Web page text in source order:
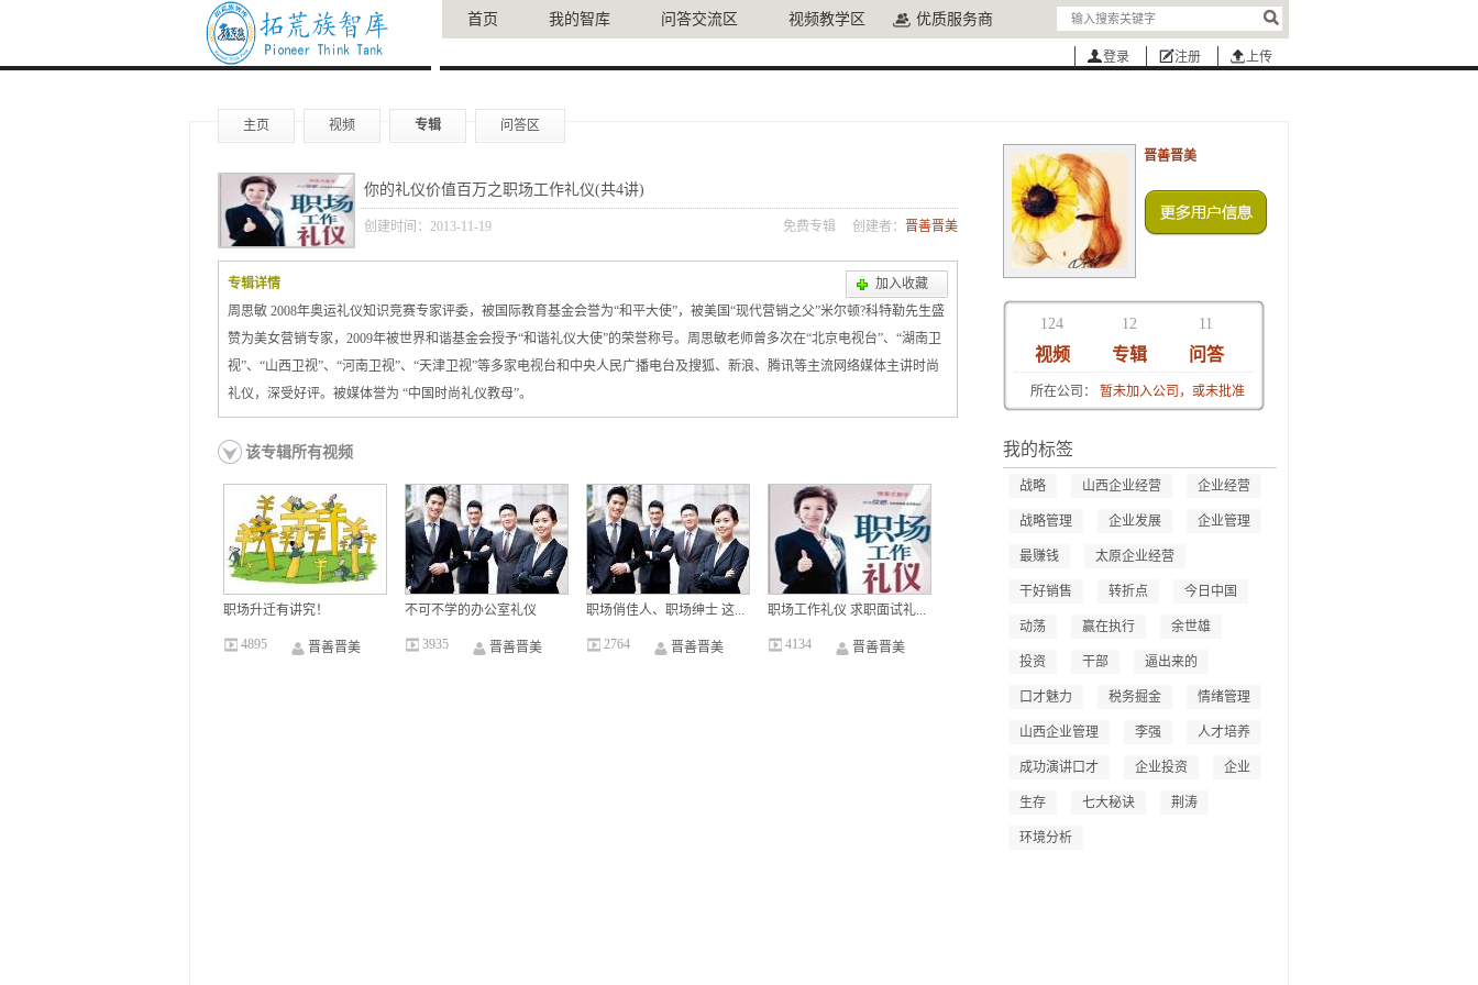
首页 我的智库 问答交流区 视频教学区 优质服务商
上传
注册
登录
主页 视频 专辑 问答区
你的礼仪价值百万之职场工作礼仪(共4讲)
创建时间：2013-11-19 创建者： 晋善晋美
免费专辑
加入收藏
专辑详情
周思敏 2008年奥运礼仪知识竞赛专家评委，被国际教育基金会誉为“和平大使”，被美国“现代营销之父”米尔顿?科特勒先生盛
赞为美女营销专家，2009年被世界和谐基金会授予“和谐礼仪大使”的荣誉称号。周思敏老师曾多次在“北京电视台”、“湖南卫
视”、“山西卫视”、“河南卫视”、“天津卫视”等多家电视台和中央人民广播电台及搜狐、新浪、腾讯等主流网络媒体主讲时尚
礼仪，深受好评。被媒体誉为 “中国时尚礼仪教母”。
该专辑所有视频
职场升迁有讲究！
4895 晋善晋美
不可不学的办公室礼仪
3935 晋善晋美
职场俏佳人、职场绅士 这...
2764 晋善晋美
职场工作礼仪 求职面试礼...
4134 晋善晋美
晋善晋美
124
视频
12
专辑
11
问答
所在公司： 暂未加入公司，或未批准
我的标签
战略 山西企业经营 企业经营
战略管理 企业发展 企业管理
最赚钱 太原企业经营
干好销售 转折点 今日中国
动荡 赢在执行 余世雄
投资 干部 逼出来的
口才魅力 税务掘金 情绪管理
山西企业管理 李强 人才培养
成功演讲口才 企业投资 企业
生存 七大秘诀 荆涛
环境分析